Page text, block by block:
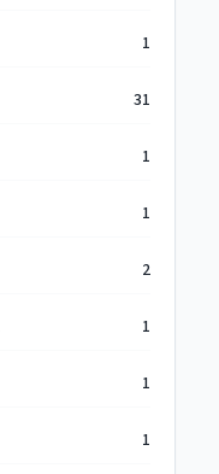
1
31
1
1
2
1
1
1